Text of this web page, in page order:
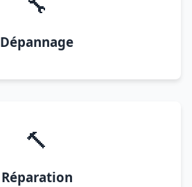
Dépannage
🔨
Réparation